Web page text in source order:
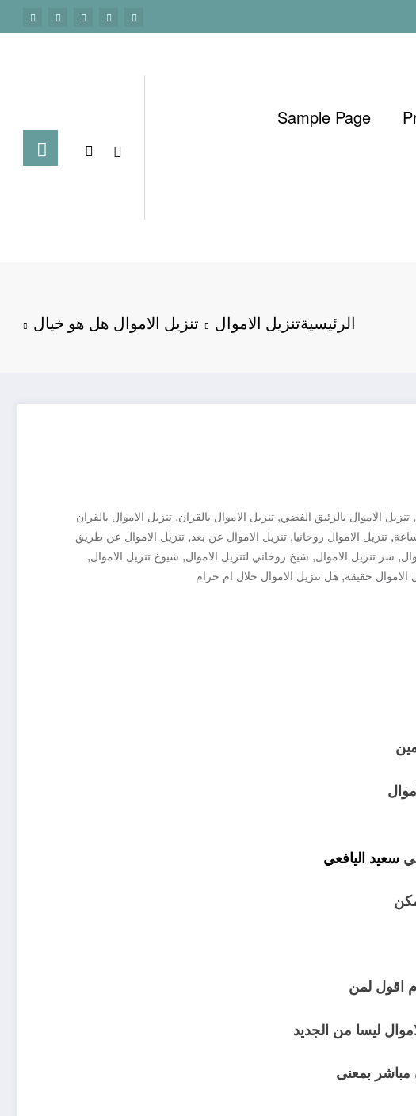
Sample Page
الرئيسيةتنزيل الاموال تنزيل الاموال هل هو خيال
, تنزيل الاموال بالزئبق الفضي, تنزيل الاموال بالقران, تنزيل الاموال بالقران
, تنزيل الاموال روحانيا, تنزيل الاموال عن بعد , تنزيل الاموال عن طريق
, سر تنزيل الاموال, شيخ روحاني لتنزيل الاموال, شيوخ تنزيل الاموال,
الاموال حقيقة, هل تنزيل الاموال حلال ام حرام
سعيد اليافعي
اقول لمن
ليسا من الجديد
بمعنى